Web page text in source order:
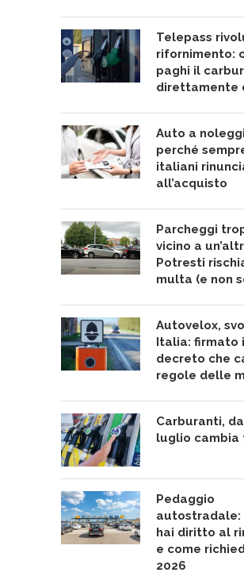
Telepass
rifornimento:
paghi il
direttamente
Auto a
perché
italiani
all’acquisto
Parcheggi
vicino a
Potresti
multa (e non
Autovelox,
Italia: firmato
decreto che
regole delle
Carburanti,
luglio
Pedaggio
autostradale:
hai diritto al
e come
2026